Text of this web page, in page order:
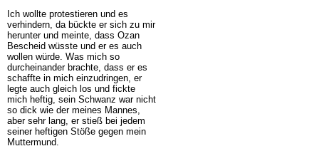
Ich wollte protestieren und es
verhindern, da bückte er sich zu mir
herunter und meinte, dass Ozan
Bescheid wüsste und er es auch
wollen würde. Was mich so
durcheinander brachte, dass er es
schaffte in mich einzudringen, er
legte auch gleich los und fickte
mich heftig, sein Schwanz war nicht
so dick wie der meines Mannes,
aber sehr lang, er stieß bei jedem
seiner heftigen Stöße gegen mein
Muttermund.